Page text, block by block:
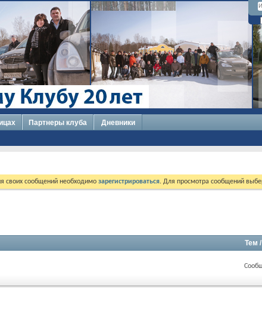
Партнеры клуба Дневники
своих сообщений необходимо зарегистрироваться. Для просмотра сообщений
Тем